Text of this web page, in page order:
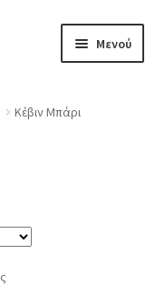
Μενού
Κέβιν Μπάρι